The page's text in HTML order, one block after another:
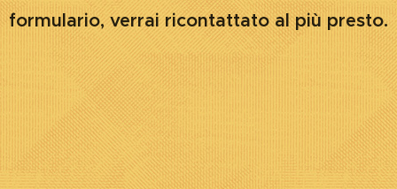
formulario, verrai ricontattato al più presto.